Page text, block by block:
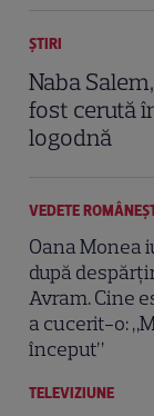
ȘTIRI
Naba
fost cerută
logodnă
VEDETE
Oana Monea
după
Avram. Cine
a cucerit-o:
început”
TELEVIZIUNE